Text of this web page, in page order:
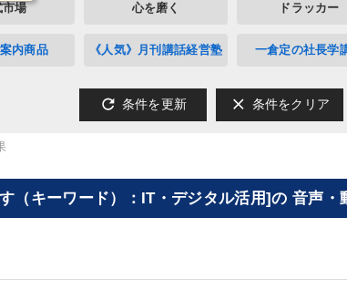
市場 心を磨く ドラッカー
内商品 《人気》月刊講話経営塾 一倉定の社長学
refresh 条件を更新 clear 条件をクリア
（キーワード）：IT・デジタル活用]の 音声・